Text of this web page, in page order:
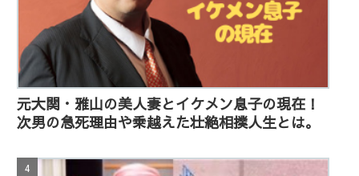
元大関・雅山の美人妻とイケメン息子の現在！
次男の急死理由や乗越えた壮絶相撲人生とは。